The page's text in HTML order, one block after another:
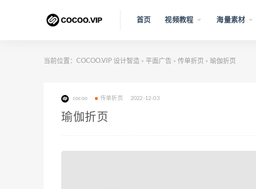
首页 视频教程 海量素材
当前位置： COCOO.VIP 设计智造 > 平面广告 > 传单折页 > 瑜伽折页
cocoo 传单折页 2022-12-03
瑜伽折页